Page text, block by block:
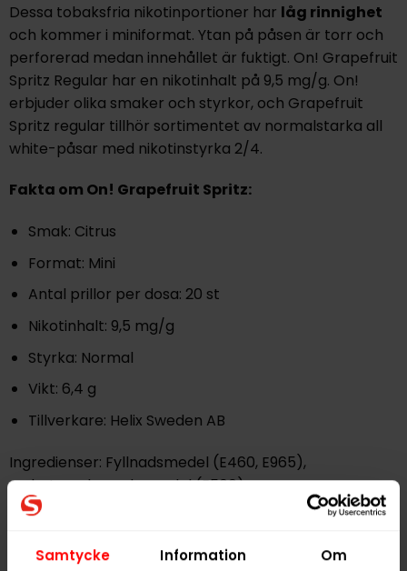
Samtycke Information Om
Dessa tobaksfria nikotinportioner har låg rinnighet
och kommer i miniformat. Ytan på påsen är torr och
perforerad medan innehållet är fuktigt. On! Grapefruit
Spritz Regular har en nikotinhalt på 9,5 mg/g. On!
erbjuder olika smaker och styrkor, och Grapefruit
Spritz regular tillhör sortimentet av normalstarka all
white-påsar med nikotinstyrka 2/4.
Fakta om On! Grapefruit Spritz:
Smak: Citrus
Format: Mini
Antal prillor per dosa: 20 st
Nikotinhalt: 9,5 mg/g
Styrka: Normal
Vikt: 6,4 g
Tillverkare: Helix Sweden AB
Ingredienser: Fyllnadsmedel (E460, E965),
surhetsreglerande medel (E500), aromer,
fuktighetsbevarande medel (E422),
(E950)